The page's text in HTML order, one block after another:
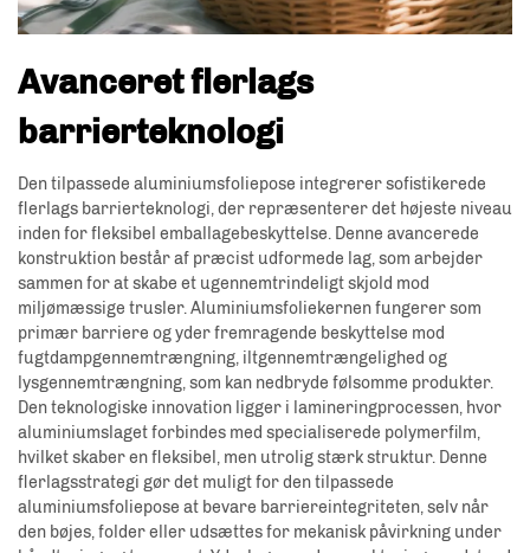
Avanceret flerlags
barrierteknologi
Den tilpassede aluminiumsfoliepose integrerer sofistikerede
flerlags barrierteknologi, der repræsenterer det højeste niveau
inden for fleksibel emballagebeskyttelse. Denne avancerede
konstruktion består af præcist udformede lag, som arbejder
sammen for at skabe et ugennemtrindeligt skjold mod
miljømæssige trusler. Aluminiumsfoliekernen fungerer som
primær barriere og yder fremragende beskyttelse mod
fugtdampgennemtrængning, iltgennemtrængelighed og
lysgennemtrængning, som kan nedbryde følsomme produkter.
Den teknologiske innovation ligger i lamineringprocessen, hvor
aluminiumslaget forbindes med specialiserede polymerfilm,
hvilket skaber en fleksibel, men utrolig stærk struktur. Denne
flerlagsstrategi gør det muligt for den tilpassede
aluminiumsfoliepose at bevare barriereintegriteten, selv når
den bøjes, folder eller udsættes for mekanisk påvirkning under